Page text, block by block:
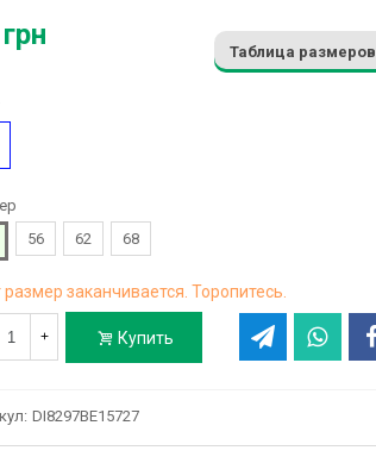
Таблица размеров
56 62 68
размер заканчивается. Торопитесь.
+ Купить
DI8297BE15727